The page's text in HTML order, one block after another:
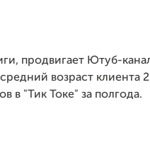
продвигает Ютуб-
возраст
в "Тик Токе" за полгода.